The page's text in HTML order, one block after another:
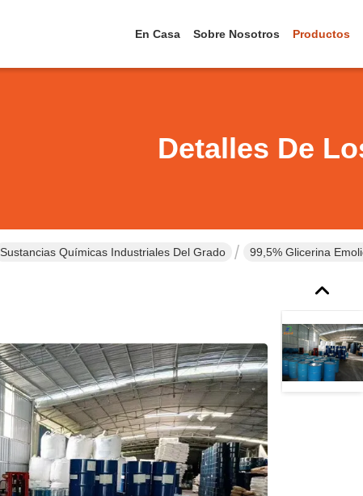
En Casa Sobre Nosotros Productos
Detalles De
Sustancias Químicas Industriales Del Grado 99,5% Glicerina